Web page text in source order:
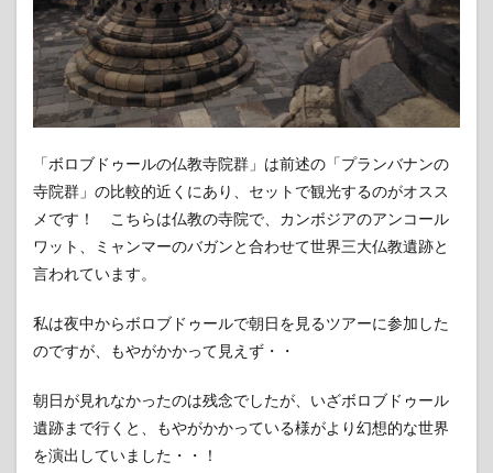
4.1
アユ
タヤ
と周
辺の
歴史
地区
4.2
ド
ン・
パヤ
ーイ
ェン-
ヤイ
の森
5
フィ
リピ
ンの
「ボロブドゥールの仏教寺院群」は前述の「プランバナンの
寺院群」の比較的近くにあり、セットで観光するのがオスス
メです！ こちらは仏教の寺院で、カンボジアのアンコール
ワット、ミャンマーのバガンと合わせて世界三大仏教遺跡と
言われています。
私は夜中からボロブドゥールで朝日を見るツアーに参加した
のですが、もやがかかって見えず・・
朝日が見れなかったのは残念でしたが、いざボロブドゥール
遺跡まで行くと、もやがかかっている様がより幻想的な世界
を演出していました・・！